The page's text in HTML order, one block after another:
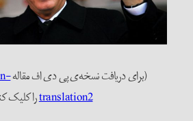
(برای دریافت نسخه‌ی پی دی اف مقاله
translation2را کلیک